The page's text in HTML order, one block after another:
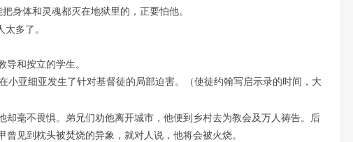
身体和灵魂都灭在地狱里的，正要怕他。
多了。
和按立的学生。
小亚细亚发生了针对基督徒的局部迫害。（使徒约翰写启示录的时间，大
毫不畏惧。弟兄们劝他离开城市，他便到乡村去为教会及万人祷告。后
见到枕头被焚烧的异象，就对人说，他将会被火烧。